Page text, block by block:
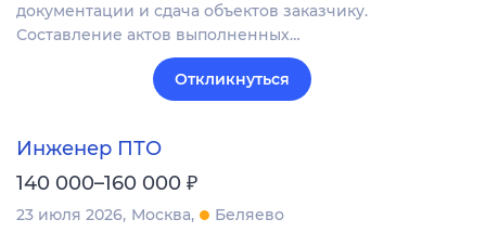
документации и сдача объектов заказчику.
Составление актов выполненных…
Откликнуться
Инженер ПТО
140 000–160 000 ₽
23 июля 2026 Москва
Беляево